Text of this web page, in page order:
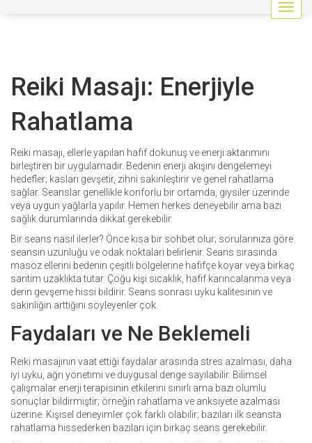
G
e
a
Reiki Masajı: Enerjiyle
Rahatlama
Reiki masajı, ellerle yapılan hafif dokunuş ve enerji aktarımını
birleştiren bir uygulamadır. Bedenin enerji akışını dengelemeyi
hedefler; kasları gevşetir, zihni sakinleştirir ve genel rahatlama
sağlar. Seanslar genellikle konforlu bir ortamda, giysiler üzerinde
veya uygun yağlarla yapılır. Hemen herkes deneyebilir ama bazı
sağlık durumlarında dikkat gerekebilir.
Bir seans nasıl ilerler? Önce kısa bir sohbet olur; sorularınıza göre
seansın uzunluğu ve odak noktaları belirlenir. Seans sırasında
masöz ellerini bedenin çeşitli bölgelerine hafifçe koyar veya birkaç
santim uzaklıkta tutar. Çoğu kişi sıcaklık, hafif karıncalanma veya
derin gevşeme hissi bildirir. Seans sonrası uyku kalitesinin ve
sakinliğin arttığını söyleyenler çok.
Faydaları ve Ne Beklemeli
Reiki masajının vaat ettiği faydalar arasında stres azalması, daha
iyi uyku, ağrı yönetimi ve duygusal denge sayılabilir. Bilimsel
çalışmalar enerji terapisinin etkilerini sınırlı ama bazı olumlu
sonuçlar bildirmiştir; örneğin rahatlama ve anksiyete azalması
üzerine. Kişisel deneyimler çok farklı olabilir; bazıları ilk seansta
rahatlama hissederken bazıları için birkaç seans gerekebilir.